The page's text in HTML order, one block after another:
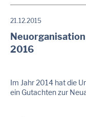
21.12.2015
2016
Im Jahr 2014 hat die
ein Gutachten zur